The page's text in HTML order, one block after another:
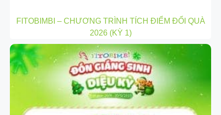
FITOBIMBI – CHƯƠNG TRÌNH TÍCH ĐIỂM ĐỔI QUÀ
2026 (KỲ 1)